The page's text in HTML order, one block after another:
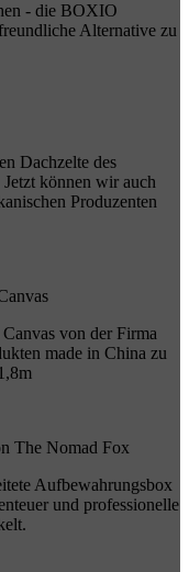
- die BOXIO
Alternative zu
Dachzelte des
können wir auch
Produzenten
von der Firma
made in China zu
The Nomad Fox
Aufbewahrungsbox
und professionelle